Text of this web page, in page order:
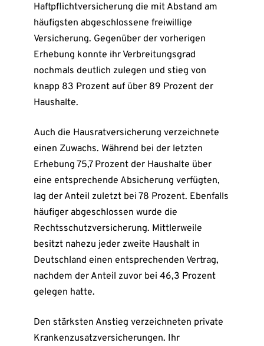
Haftpflichtversicherung die mit Abstand am
häufigsten abgeschlossene freiwillige
Versicherung. Gegenüber der vorherigen
Erhebung konnte ihr Verbreitungsgrad
nochmals deutlich zulegen und stieg von
knapp 83 Prozent auf über 89 Prozent der
Haushalte.
Auch die Hausratversicherung verzeichnete
einen Zuwachs. Während bei der letzten
Erhebung 75,7 Prozent der Haushalte über
eine entsprechende Absicherung verfügten,
lag der Anteil zuletzt bei 78 Prozent. Ebenfalls
häufiger abgeschlossen wurde die
Rechtsschutzversicherung. Mittlerweile
besitzt nahezu jeder zweite Haushalt in
Deutschland einen entsprechenden Vertrag,
nachdem der Anteil zuvor bei 46,3 Prozent
gelegen hatte.
Den stärksten Anstieg verzeichneten private
Krankenzusatzversicherungen. Ihr